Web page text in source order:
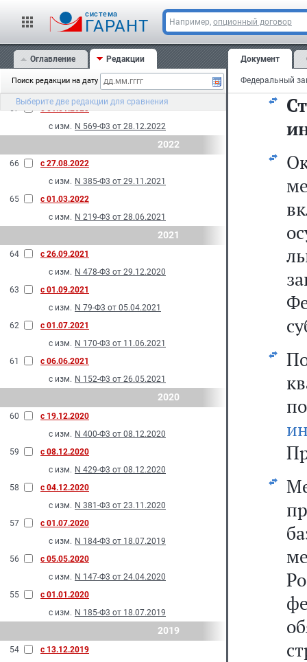
cистема
ГАРАНТ Например, опционный договор
Оглавление Редакции
Поиск редакции на дату
Выберите две редакции для сравнения
с 01.01.2024
N 293-Ф3 от 10.07.2023
2023
с изм. N 137-Ф3 от 28.04.2023
67
с 01.01.2023
с изм. N 569-Ф3 от 28.12.2022
2022
66
с 27.08.2022
с изм. N 385-Ф3 от 29.11.2021
65
с 01.03.2022
с изм. N 219-Ф3 от 28.06.2021
2021
64
с 26.09.2021
с изм. N 478-Ф3 от 29.12.2020
63
с 01.09.2021
с изм. N 79-Ф3 от 05.04.2021
62
с 01.07.2021
с изм. N 170-Ф3 от 11.06.2021
61
с 06.06.2021
с изм. N 152-Ф3 от 26.05.2021
2020
60
с 19.12.2020
с изм. N 400-Ф3 от 08.12.2020
59
с 08.12.2020
с изм. N 429-Ф3 от 08.12.2020
58
с 04.12.2020
с изм. N 381-Ф3 от 23.11.2020
57
с 01.07.2020
с изм. N 184-Ф3 от 18.07.2019
56
с 05.05.2020
с изм. N 147-Ф3 от 24.04.2020
55
с 01.01.2020
с изм. N 185-Ф3 от 18.07.2019
2019
54
с 13.12.2019
Документ